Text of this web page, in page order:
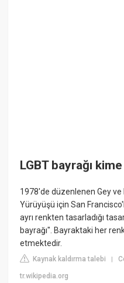
LGBT bayrağı
1978'de düzenlenen Gey
Yürüyüşü için San
ayrı renkten tasarladığı
bayrağı". Bayraktaki her
etmektedir.
Kaynak kaldırma talebi |
tr.wikipedia.org